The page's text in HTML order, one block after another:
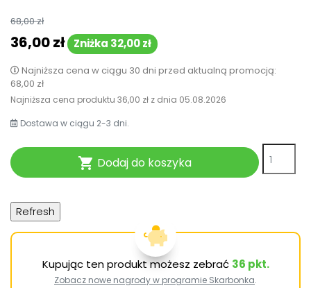
68,00 zł
36,00 zł Zniżka 32,00 zł
Najniższa cena w ciągu 30 dni przed aktualną promocją:
68,00 zł
Najniższa cena produktu 36,00 zł z dnia 05.08.2026
Dostawa w ciągu 2-3 dni.
 Dodaj do koszyka
Kupując ten produkt możesz zebrać 36 pkt.
Zobacz nowe nagrody w programie Skarbonka.